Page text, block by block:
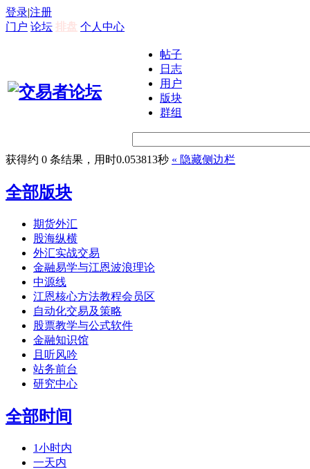
登录|注册
门户 论坛 排盘 个人中心
帖子
日志
用户
版块
群组
获得约 0 条结果，用时0.053813秒 « 隐藏侧边栏
全部版块
期货外汇
股海纵横
外汇实战交易
金融易学与江恩波浪理论
中源线
江恩核心方法教程会员区
自动化交易及策略
股票教学与公式软件
金融知识馆
且听风吟
站务前台
研究中心
全部时间
1小时内
一天内